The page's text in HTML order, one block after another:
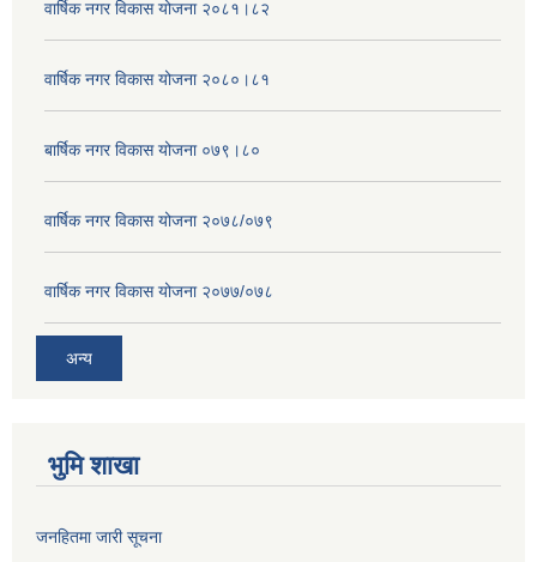
वार्षिक नगर विकास योजना २०८१।८२
वार्षिक नगर विकास योजना २०८०।८१
बार्षिक नगर विकास योजना ०७९।८०
वार्षिक नगर विकास योजना २०७८/०७९
वार्षिक नगर विकास योजना २०७७/०७८
अन्य
भुमि शाखा
जनहितमा जारी सूचना